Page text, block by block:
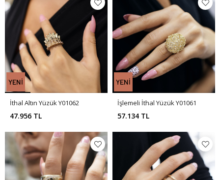
İthal Altın Yüzük Y01062
47.956 TL
İşlemeli İthal Yüzük Y01061
57.134 TL